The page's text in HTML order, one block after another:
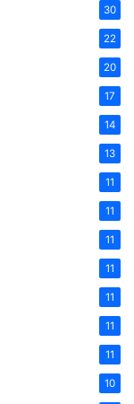
30
22
20
17
14
13
11
11
11
11
11
11
11
10